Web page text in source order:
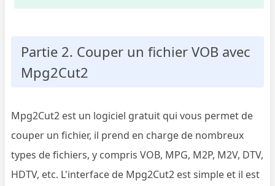
Partie 2. Couper un fichier VOB avec
Mpg2Cut2
Mpg2Cut2 est un logiciel gratuit qui vous permet de
couper un fichier, il prend en charge de nombreux
types de fichiers, y compris VOB, MPG, M2P, M2V, DTV,
HDTV, etc. L'interface de Mpg2Cut2 est simple et il est